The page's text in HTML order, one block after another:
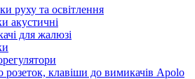
руху та освітлення
акустичні
для жалюзі
розеток, клавіши до вимикачів Apolo